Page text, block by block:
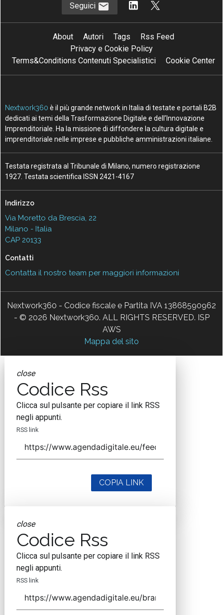
Seguici
About Autori Tags
Rss Feed
Privacy e Cookie Policy
Terms&Conditions Contenuti Specialistici
Cookie Center
Nextwork360 è il più grande network in Italia di testate e portali B2B
dedicati ai temi della Trasformazione Digitale e dell’Innovazione
Imprenditoriale. Ha la missione di diffondere la cultura digitale e
imprenditoriale nelle imprese e pubbliche amministrazioni italiane.
Testata registrata al Tribunale di Milano, numero registrazione
1927. Testata scientifica ISSN 2421-4167
Indirizzo
Via Moretto da Brescia, 22
Milano - Italia
CAP 20133
Contatti
Contatta il nostro team per maggiori informazioni
Nextwork360 - Codice fiscale e Partita IVA 13868590962
- © 2026 Nextwork360. ALL RIGHTS RESERVED. ISP
AWS
Mappa del sito
close
Codice Rss
Clicca sul pulsante per copiare il link RSS
negli appunti.
RSS link
COPIA LINK
close
Codice Rss
Clicca sul pulsante per copiare il link RSS
negli appunti.
RSS link